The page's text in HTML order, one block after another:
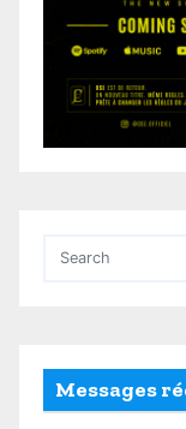
Messages